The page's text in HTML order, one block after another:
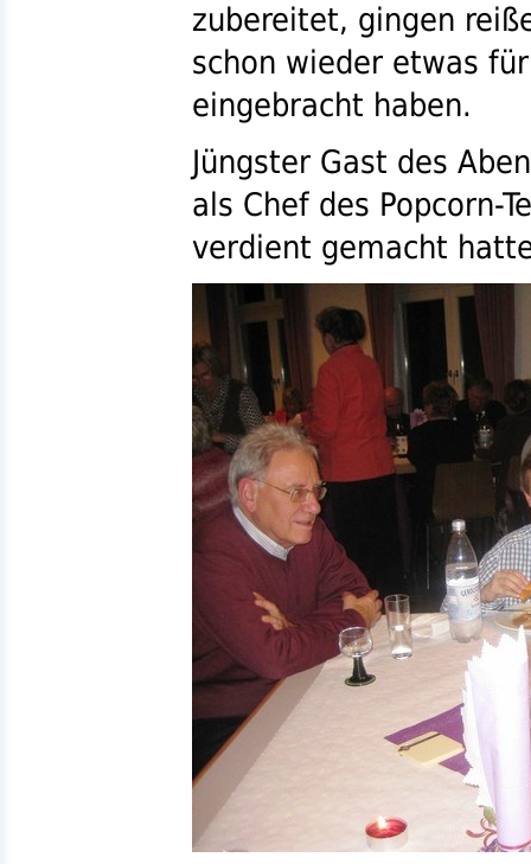
zubereitet, gingen
schon wieder etwas
eingebracht haben.
Jüngster Gast des
als Chef des Popcorn-
verdient gemacht